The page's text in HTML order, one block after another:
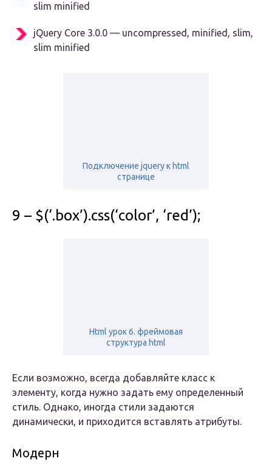
slim minified
jQuery Core 3.0.0 — uncompressed, minified, slim,
slim minified
Подключение jquery к html
странице
9 – $(‘.box’).css(‘color’, ‘red’);
Html урок 6. фреймовая
структура html
Если возможно, всегда добавляйте класс к
элементу, когда нужно задать ему определенный
стиль. Однако, иногда стили задаются
динамически, и приходится вставлять атрибуты.
Модерн